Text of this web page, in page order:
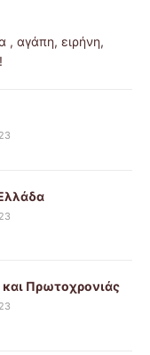
, αγάπη, ειρήνη,
Πρωτοχρονιάς